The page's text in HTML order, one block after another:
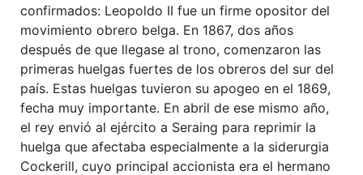
confirmados: Leopoldo II fue un firme opositor del
movimiento obrero belga. En 1867, dos años
después de que llegase al trono, comenzaron las
primeras huelgas fuertes de los obreros del sur del
país. Estas huelgas tuvieron su apogeo en el 1869,
fecha muy importante. En abril de ese mismo año,
el rey envió al ejército a Seraing para reprimir la
huelga que afectaba especialmente a la siderurgia
Cockerill, cuyo principal accionista era el hermano